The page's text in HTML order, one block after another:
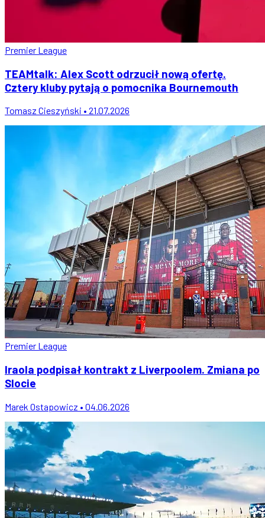
Premier League
TEAMtalk: Alex Scott odrzucił nową ofertę.
Cztery kluby pytają o pomocnika Bournemouth
Tomasz Cieszyński • 21.07.2026
Premier League
Iraola podpisał kontrakt z Liverpoolem. Zmiana po
Slocie
Marek Ostapowicz • 04.06.2026